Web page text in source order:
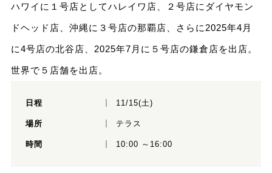
ハワイに１号店としてハレイワ店、２号店にダイヤモン
ドヘッド店、沖縄に３号店の那覇店、さらに2025年4月
に4号店の北谷店、2025年7月に５号店の鎌倉店を出店。
世界で５店舗を出店。
日程 11/15(土)
場所 テラス
時間 10:00 ～16:00